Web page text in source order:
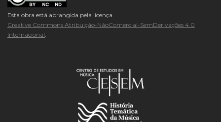
Esta obra está abrangida pela licença
Creative Commons Atribuição-NãoComercial-SemDerivações 4.0
Internacional